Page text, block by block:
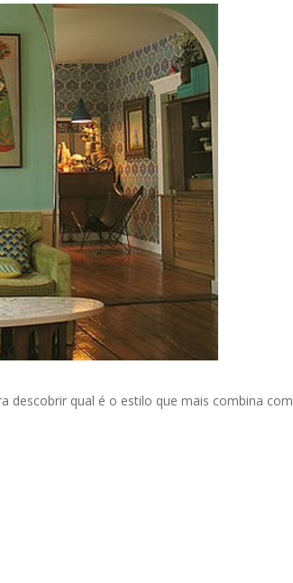
descobrir qual é o estilo que mais combina com